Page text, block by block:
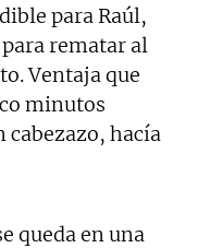
para Raúl,
rematar al
Ventaja que
minutos
cabezazo, hacía
queda en una